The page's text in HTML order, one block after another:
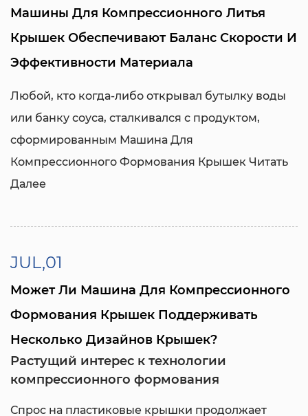
Машины Для Компрессионного Литья
Крышек Обеспечивают Баланс Скорости И
Эффективности Материала
Любой, кто когда-либо открывал бутылку воды
или банку соуса, сталкивался с продуктом,
сформированным Машина Для
Компрессионного Формования Крышек Читать
Далее
JUL,01
Может Ли Машина Для Компрессионного
Формования Крышек Поддерживать
Несколько Дизайнов Крышек?
Растущий интерес к технологии
компрессионного формования
Спрос на пластиковые крышки продолжает